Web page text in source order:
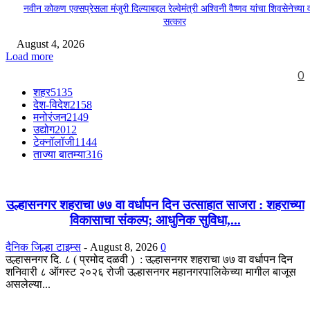
नवीन कोकण एक्सप्रेसला मंजुरी दिल्याबद्दल रेल्वेमंत्री अश्विनी वैष्णव यांचा शिवसेनेच्या
सत्कार
August 4, 2026
Load more
0
शहर5135
देश-विदेश2158
मनोरंजन2149
उद्योग2012
टेक्नॉलॉजी1144
ताज्या बातम्या316
उल्हासनगर शहराचा ७७ वा वर्धापन दिन उत्साहात साजरा : शहराच्या
विकासाचा संकल्प; आधुनिक सुविधा,...
दैनिक जिल्हा टाइम्स - August 8, 2026 0
उल्हासनगर दि. ८ ( प्रमोद दळवी ) : उल्हासनगर शहराचा ७७ वा वर्धापन दिन
शनिवारी ८ ऑगस्ट २०२६ रोजी उल्हासनगर महानगरपालिकेच्या मागील बाजूस
असलेल्या...